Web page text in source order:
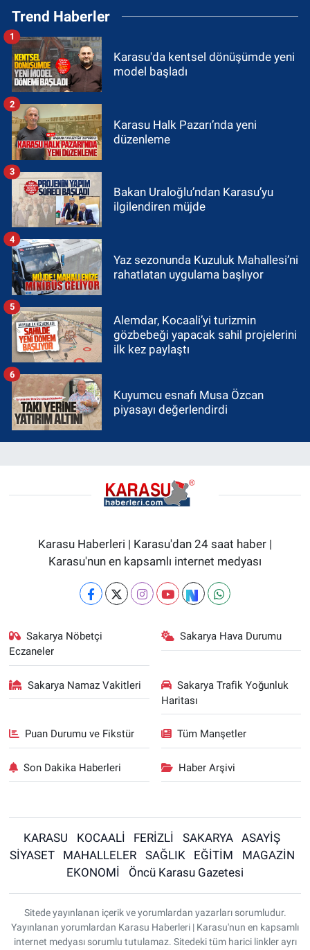
Trend Haberler
Karasu'da kentsel dönüşümde yeni
model başladı
1
Karasu Halk Pazarı’nda yeni
düzenleme
2
Bakan Uraloğlu’ndan Karasu’yu
ilgilendiren müjde
3
Yaz sezonunda Kuzuluk Mahallesi’ni
rahatlatan uygulama başlıyor
4
Alemdar, Kocaali’yi turizmin
gözbebeği yapacak sahil projelerini
ilk kez paylaştı
5
Kuyumcu esnafı Musa Özcan
piyasayı değerlendirdi
6
Karasu Haberleri | Karasu'dan 24 saat haber |
Karasu'nun en kapsamlı internet medyası
Sakarya Nöbetçi
Eczaneler
Sakarya Hava Durumu
Sakarya Namaz Vakitleri
Sakarya Trafik Yoğunluk
Haritası
Puan Durumu ve Fikstür Tüm Manşetler
Son Dakika Haberleri Haber Arşivi
KARASU KOCAALİ FERİZLİ SAKARYA
ASAYİŞ
SİYASET
MAHALLELER SAĞLIK EĞİTİM
MAGAZİN
EKONOMİ
Öncü Karasu Gazetesi
Sitede yayınlanan içerik ve yorumlardan yazarları sorumludur.
Yayınlanan yorumlardan Karasu Haberleri | Karasu'nun en kapsamlı
internet medyası sorumlu tutulamaz. Sitedeki tüm harici linkler ayrı